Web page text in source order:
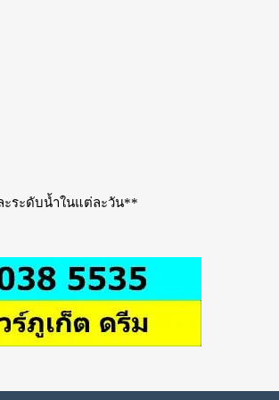
ะระดับน้ำในแต่ละวัน**